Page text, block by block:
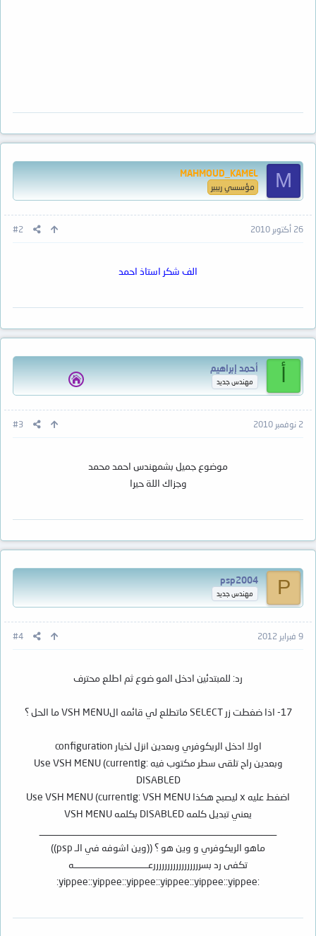
M
MAHMOUD_KAMEL
مؤسسي ريبير
26 أكتوبر 2010 #2
الف شكر استاذ احمد
أحمد إبراهيم
مهندس جديد
2 نوفمبر 2010 #3
موضوع جميل بشمهندس احمد محمد
وجزاك اللة حيرا
P
psp2004
مهندس جديد
9 فبراير 2012 #4
رد: للمبتدئين ادخل المو ضوع ثم اطلع محترف
17- اذا ضغطت زر SELECT ماتطلع لي قائمه الVSH MENU ما الحل ؟
اولا ادخل الريكوفري وبعدين انزل لخيار configuration
وبعدين راح تلقى سطر مكتوب فيه Use VSH MENU (currentIg:
DISABLED
اضغط عليه x ليصبح هكذا Use VSH MENU (currentIg: VSH MENU
يعني تبديل كلمه DISABLED بكلمه VSH MENU
ماهو الريكوفري و وين هو ؟ ((وين اشوفه في الـ psp))
تكفى رد بسرررررررررررررررررعـــــــــــــــــــــــــــــــــــه
:yippee::yippee::yippee::yippee::yippee::yippee: